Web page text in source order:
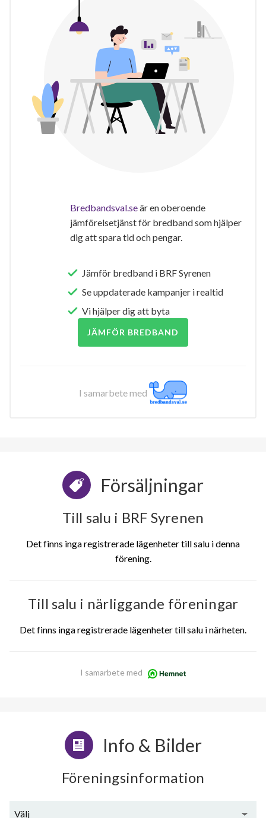
Bredbandsval.seär en oberoende
jämförelsetjänst för bredband som hjälper
dig att spara tid och pengar.
Jämför bredband i BRF Syrenen
Se uppdaterade kampanjer i realtid
Vi hjälper dig att byta
JÄMFÖR BREDBAND
I samarbete med
Försäljningar
Till salu i BRF Syrenen
Det finns inga registrerade lägenheter till salu i denna
förening.
Till salu i närliggande föreningar
Det finns inga registrerade lägenheter till salu i närheten.
I samarbete med
Info & Bilder
Föreningsinformation
Välj